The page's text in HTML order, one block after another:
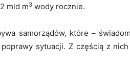
mld m3 wody rocznie.
samorządów, które –
sytuacji. Z częścią z